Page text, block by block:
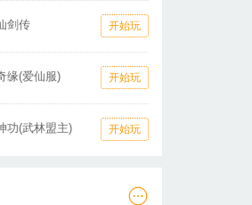
剑传 开始玩
缘(爱仙服) 开始玩
功(武林盟主) 开始玩